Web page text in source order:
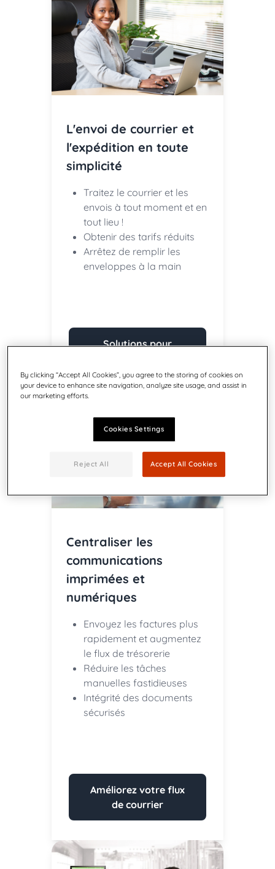
L'envoi de courrier et
l'expédition en toute
simplicité
Traitez le courrier et les
envois à tout moment et en
tout lieu !
Obtenir des tarifs réduits
Arrêtez de remplir les
enveloppes à la main
Solutions pour
Centraliser les
communications
imprimées et
numériques
Envoyez les factures plus
rapidement et augmentez
le flux de trésorerie
Réduire les tâches
manuelles fastidieuses
Intégrité des documents
sécurisés
Améliorez votre flux
de courrier
By clicking “Accept All Cookies”, you agree to the storing of cookies on
your device to enhance site navigation, analyze site usage, and assist in
our marketing efforts.
Cookies Settings
Reject All Accept All Cookies